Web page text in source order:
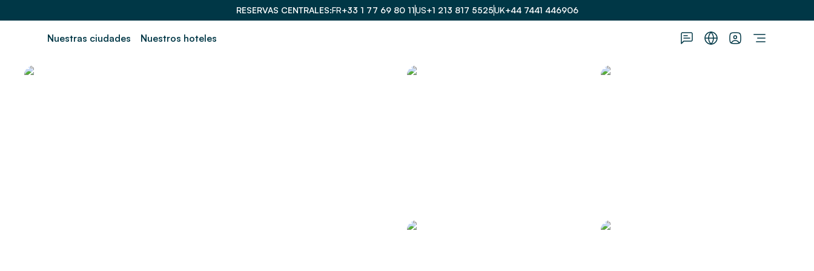
RESERVAS CENTRALES FR+33 1 77 69 80 11US+1 213 817 5525UK+44 7441 446906
Nuestras ciudades Nuestros hoteles